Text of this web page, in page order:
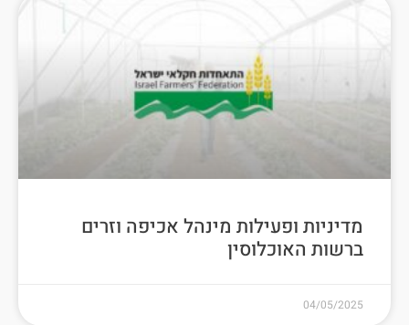
מדיניות ופעילות מינהל אכיפה וזרים
ברשות האוכלוסין
04/05/2025